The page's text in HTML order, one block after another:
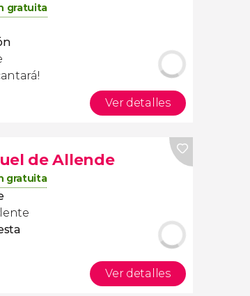
gratuita
Ver detalles
de Allende
gratuita
Ver detalles